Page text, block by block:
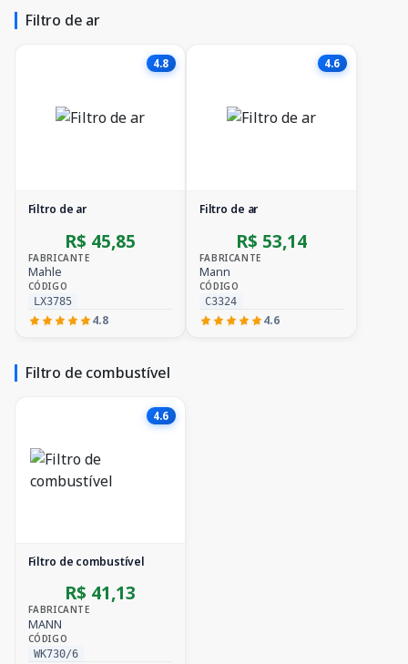
Filtro de ar
4.8
Filtro de ar
R$ 45,85
FABRICANTE
Mahle
CÓDIGO
LX3785
4.8
4.6
Filtro de ar
R$ 53,14
FABRICANTE
Mann
CÓDIGO
C3324
4.6
Filtro de combustível
4.6
Filtro de combustível
R$ 41,13
FABRICANTE
MANN
CÓDIGO
WK730/6